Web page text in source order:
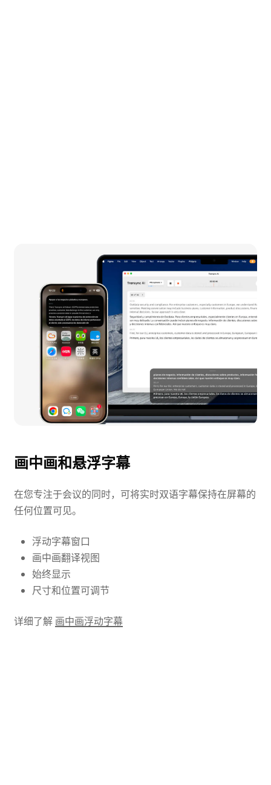
画中画和悬浮字幕
在您专注于会议的同时，可将实时双语字幕保持在屏幕的
任何位置可见。
浮动字幕窗口
画中画翻译视图
始终显示
尺寸和位置可调节
详细了解 画中画浮动字幕